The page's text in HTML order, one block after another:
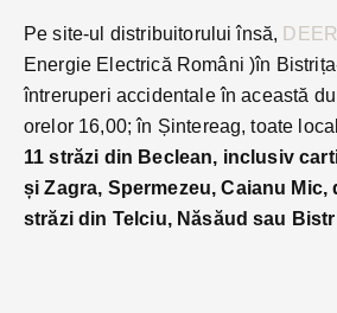
Pe site-ul distribuitorului însă, DEER
Energie Electrică Români )în
întreruperi accidentale în această
orelor 16,00; în Șintereag, toate
11 străzi din Beclean, inclusiv
și Zagra, Spermezeu, Caianu Mic,
străzi din Telciu, Năsăud sau